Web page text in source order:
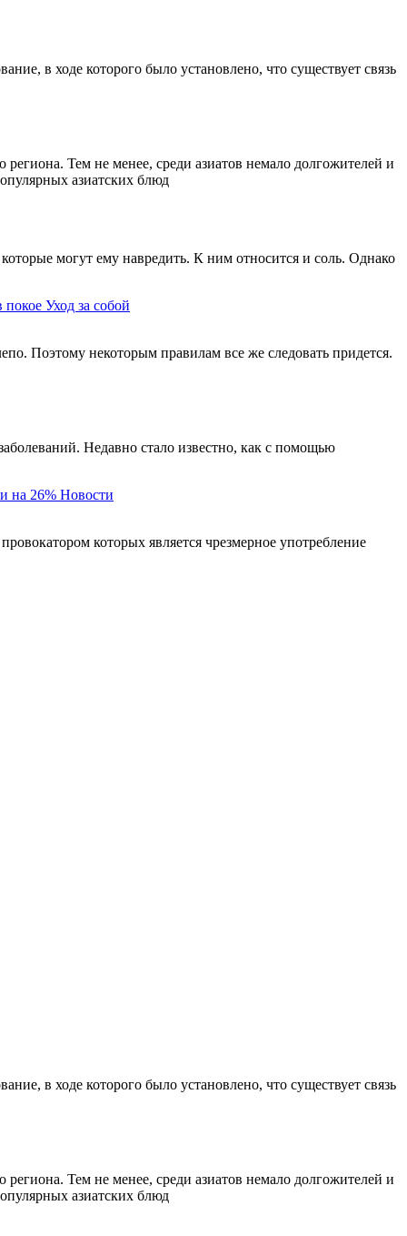
в ходе которого было установлено, что существует связь
Тем не менее, среди азиатов немало долгожителей и
азиатских блюд
могут ему навредить. К ним относится и соль. Однако
покое Уход за собой
Поэтому некоторым правилам все же следовать придется.
Недавно стало известно, как с помощью
на 26% Новости
которых является чрезмерное употребление
в ходе которого было установлено, что существует связь
Тем не менее, среди азиатов немало долгожителей и
азиатских блюд